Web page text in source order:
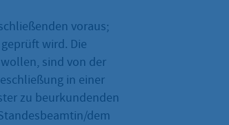
voraus;
wird. Die
sind von der
in einer
zu beurkundenden
dem